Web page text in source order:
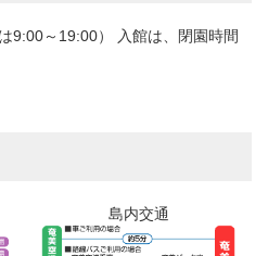
～19:00） 入館は、閉園時間
島内交通